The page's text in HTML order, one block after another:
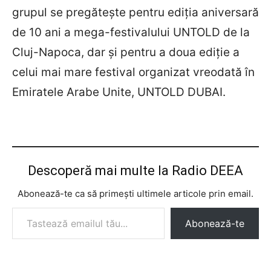
grupul se pregătește pentru ediția aniversară
de 10 ani a mega-festivalului UNTOLD de la
Cluj-Napoca, dar și pentru a doua ediție a
celui mai mare festival organizat vreodată în
Emiratele Arabe Unite, UNTOLD DUBAI.
Descoperă mai multe la Radio DEEA
Abonează-te ca să primești ultimele articole prin email.
Tastează emailul tău...
Abonează-te